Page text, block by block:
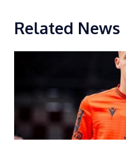
Related News